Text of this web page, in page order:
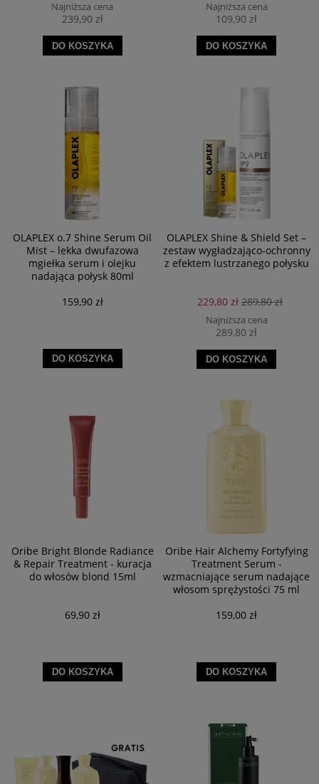
Najniższa cena
239,90 zł
DO KOSZYKA
Najniższa cena
109,90 zł
DO KOSZYKA
OLAPLEX o.7 Shine Serum Oil
Mist – lekka dwufazowa
mgiełka serum i olejku
nadająca połysk 80ml
159,90 zł
DO KOSZYKA
OLAPLEX Shine & Shield Set –
zestaw wygładzająco-ochronny
z efektem lustrzanego połysku
229,80 zł 289,80 zł
Najniższa cena
289,80 zł
DO KOSZYKA
Oribe Bright Blonde Radiance
& Repair Treatment - kuracja
do włosów blond 15ml
69,90 zł
DO KOSZYKA
Oribe Hair Alchemy Fortyfying
Treatment Serum -
wzmacniające serum nadające
włosom sprężystości 75 ml
159,00 zł
DO KOSZYKA